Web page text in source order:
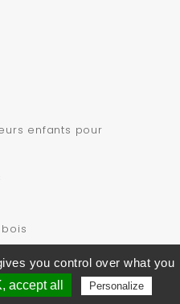
enfants pour
you control over what you
accept all Personalize